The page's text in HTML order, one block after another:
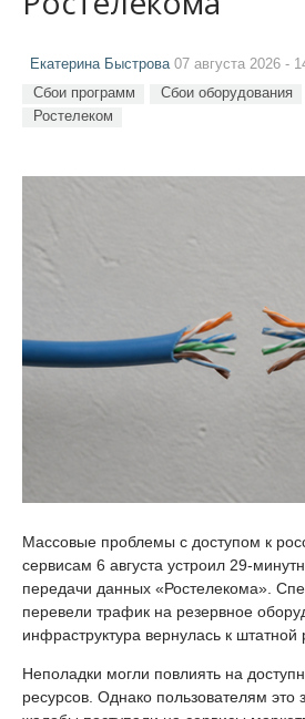
Екатерина Быстрова07 августа 2026 -
Сбои программ Сбои оборудования
Ростелеком
Массовые проблемы с доступом к
сервисам 6 августа устроил 29-
передачи данных «Ростелекома».
перевели трафик на резервное
инфраструктура вернулась к штатной
Неполадки могли повлиять на
ресурсов. Однако пользователям это